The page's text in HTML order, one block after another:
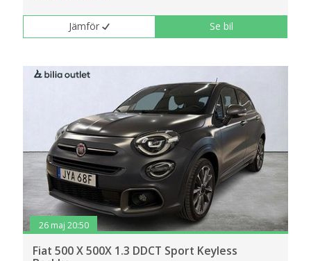
Jämför Se bil
26 maj 20:50
Fiat 500 X 500X 1.3 DDCT Sport Keyless